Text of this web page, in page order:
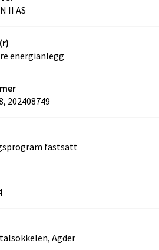
II AS
energianlegg
202408749
fastsatt
Agder